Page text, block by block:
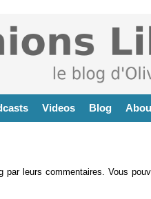
Videos Blog
leurs commentaires. Vous